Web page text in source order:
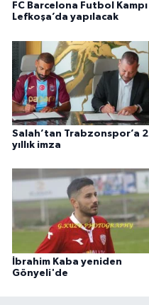
FC Barcelona Futbol Kampı
Lefkoşa’da yapılacak
Salah’tan Trabzonspor’a 2
yıllık imza
İbrahim Kaba yeniden
Gönyeli'de